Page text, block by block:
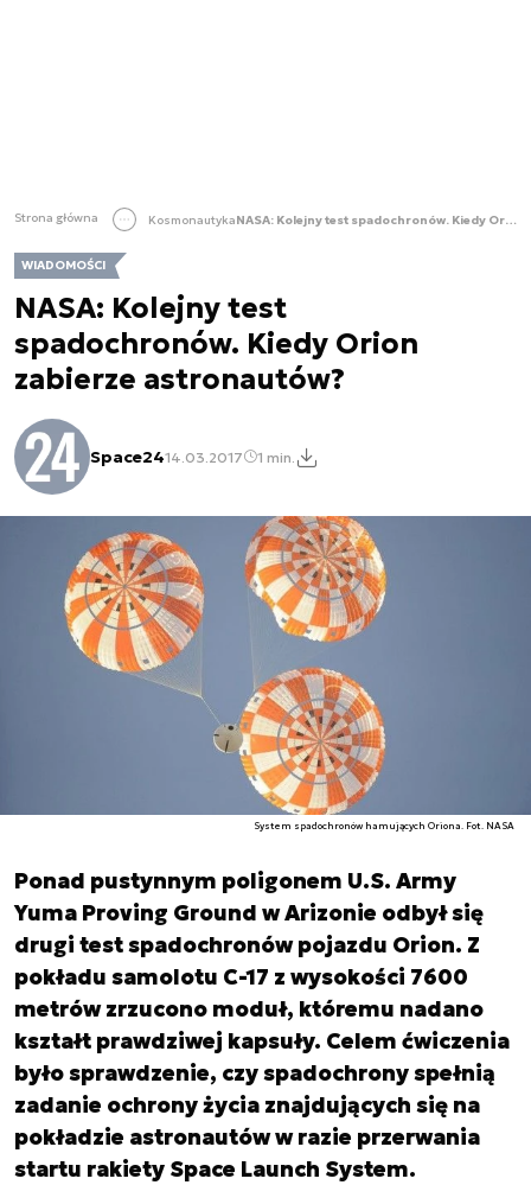
Strona główna Kosmonautyka NASA: Kolejny test spadochronów. Kiedy Orion zabierze astronautów?
WIADOMOŚCI
NASA: Kolejny test
spadochronów. Kiedy Orion
zabierze astronautów?
Space2414.03.2017 1 min.
System spadochronów hamujących Oriona. Fot. NASA
Ponad pustynnym poligonem U.S. Army
Yuma Proving Ground w Arizonie odbył się
drugi test spadochronów pojazdu Orion. Z
pokładu samolotu C-17 z wysokości 7600
metrów zrzucono moduł, któremu nadano
kształt prawdziwej kapsuły. Celem ćwiczenia
było sprawdzenie, czy spadochrony spełnią
zadanie ochrony życia znajdujących się na
pokładzie astronautów w razie przerwania
startu rakiety Space Launch System.